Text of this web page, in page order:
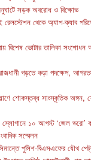
সড়ক অবরোধ ও বিক্ষোভ
থেকে অ্যাপ-ক্যাব
বিশেষ ভোটার তালিকা সংশোধন
গড়তে কড়া পদক্ষেপ,
শোকস্তব্ধ সাংস্কৃতিক অঙ্গন,
স্লোগানে ১০ আগস্ট ‘জেল ভরো’
সম্মেলন
পুলিশ-বিএসএফের যৌথ